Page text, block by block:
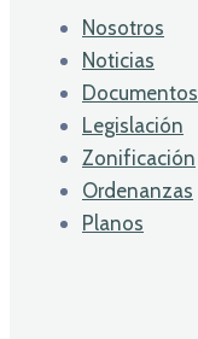
Nosotros
Noticias
Documentos
Legislación
Zonificación
Ordenanzas
Planos